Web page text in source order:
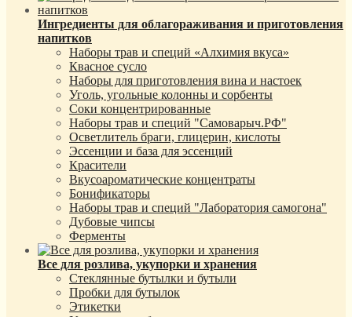
Ингредиенты для облагораживания и приготовления
напитков
Наборы трав и специй «Алхимия вкуса»
Квасное сусло
Наборы для приготовления вина и настоек
Уголь, угольные колонны и сорбенты
Соки концентрированные
Наборы трав и специй "Самоварыч.РФ"
Осветлитель браги, глицерин, кислоты
Эссенции и база для эссенций
Красители
Вкусоароматические концентраты
Бонификаторы
Наборы трав и специй "Лаборатория самогона"
Дубовые чипсы
Ферменты
Все для розлива, укупорки и хранения
Стеклянные бутылки и бутыли
Пробки для бутылок
Этикетки